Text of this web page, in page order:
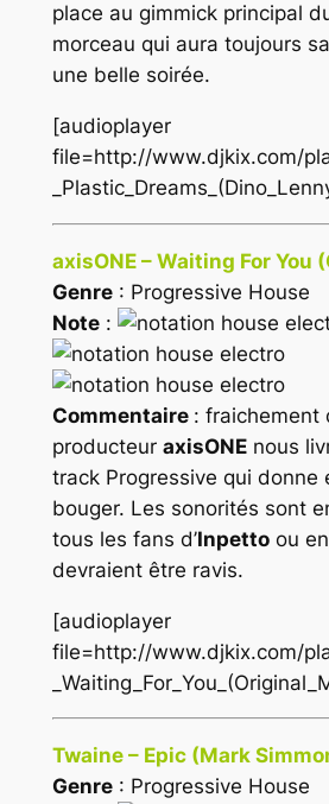
place au gimmick principal
morceau qui aura toujours
une belle soirée.
[audioplayer
file=http://www.djkix.com/
axisONE – Waiting For You
Genre: Progressive House
Note:
Commentaire : fraichement
producteur axisONEnous
track Progressive qui donne
bouger. Les sonorités sont
tous les fans d’Inpettoou
devraient être ravis.
[audioplayer
file=http://www.djkix.com/
Twaine – Epic (Mark
Genre: Progressive House